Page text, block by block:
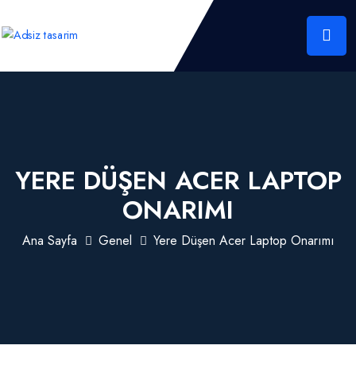
YERE DÜŞEN ACER LAPTOP
ONARIMI
Ana Sayfa Genel Yere Düşen Acer Laptop Onarımı